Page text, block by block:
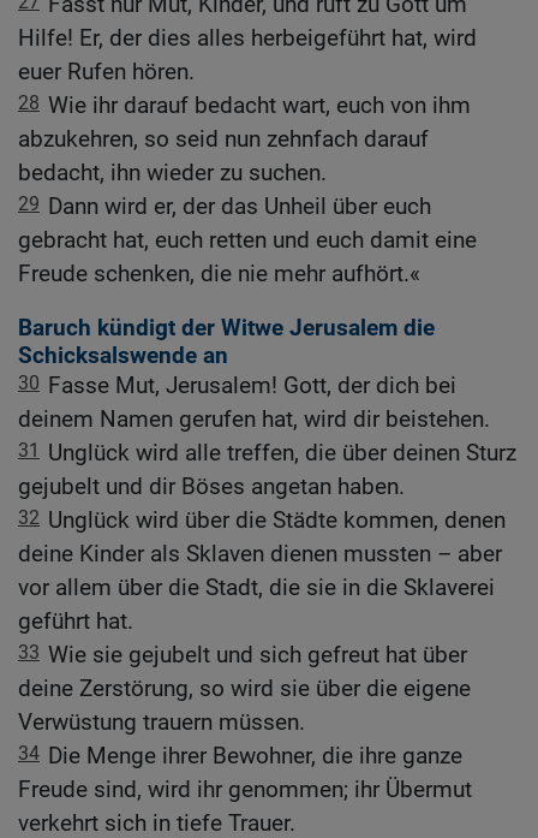
Hilfe! Er, der dies alles herbeigeführt hat, wird
euer Rufen hören.
28 Wie ihr darauf bedacht wart, euch von ihm
abzukehren, so seid nun zehnfach darauf
bedacht, ihn wieder zu suchen.
29 Dann wird er, der das Unheil über euch
gebracht hat, euch retten und euch damit eine
Freude schenken, die nie mehr aufhört.«
Baruch kündigt der Witwe Jerusalem die
Schicksalswende an
30 Fasse Mut, Jerusalem! Gott, der dich bei
deinem Namen gerufen hat, wird dir beistehen.
31 Unglück wird alle treffen, die über deinen Sturz
gejubelt und dir Böses angetan haben.
32 Unglück wird über die Städte kommen, denen
deine Kinder als Sklaven dienen mussten – aber
vor allem über die Stadt, die sie in die Sklaverei
geführt hat.
33 Wie sie gejubelt und sich gefreut hat über
deine Zerstörung, so wird sie über die eigene
Verwüstung trauern müssen.
34 Die Menge ihrer Bewohner, die ihre ganze
Freude sind, wird ihr genommen; ihr Übermut
verkehrt sich in tiefe Trauer.